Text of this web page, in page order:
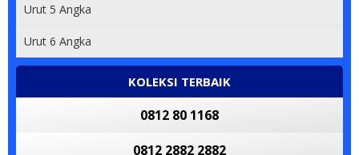
Urut 5 Angka
Urut 6 Angka
KOLEKSI TERBAIK
0812 80 1168
0812 2882 2882